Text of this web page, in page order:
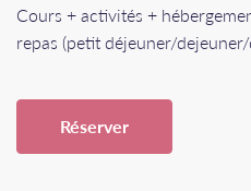
Cours + activités +
repas (petit déjeuner/
Réserver